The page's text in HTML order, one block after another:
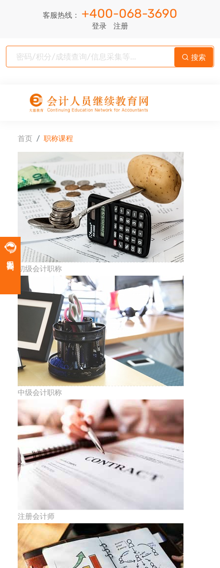
客服热线： +400-068-3690
登录 注册
搜索
首页 职称课程
初级会计职称
中级会计职称
注册会计师